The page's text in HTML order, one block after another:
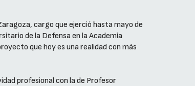
cargo que ejerció hasta mayo de
de la Defensa en la Academia
que hoy es una realidad con más
profesional con la de Profesor